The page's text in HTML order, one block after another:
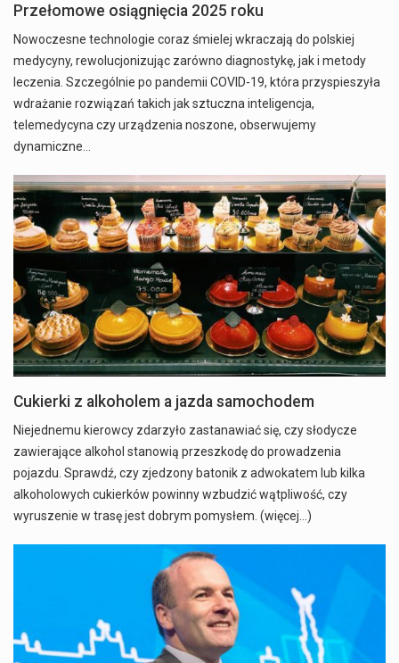
Przełomowe osiągnięcia 2025 roku
Nowoczesne technologie coraz śmielej wkraczają do polskiej
medycyny, rewolucjonizując zarówno diagnostykę, jak i metody
leczenia. Szczególnie po pandemii COVID-19, która przyspieszyła
wdrażanie rozwiązań takich jak sztuczna inteligencja,
telemedycyna czy urządzenia noszone, obserwujemy
dynamiczne…
Cukierki z alkoholem a jazda samochodem
Niejednemu kierowcy zdarzyło zastanawiać się, czy słodycze
zawierające alkohol stanowią przeszkodę do prowadzenia
pojazdu. Sprawdź, czy zjedzony batonik z adwokatem lub kilka
alkoholowych cukierków powinny wzbudzić wątpliwość, czy
wyruszenie w trasę jest dobrym pomysłem. (więcej…)